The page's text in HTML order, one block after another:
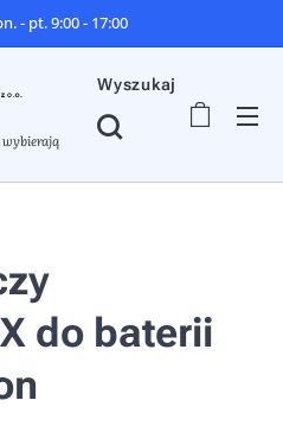
- pt. 9:00 - 17:00
wybierają
Wyszukaj
do baterii